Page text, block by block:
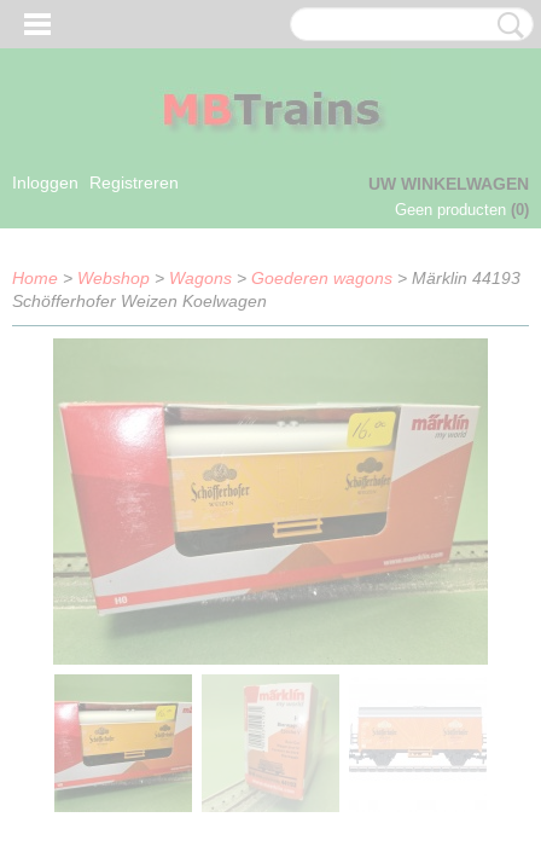
Inloggen Registreren UW WINKELWAGEN
Geen producten (0)
Home > Webshop > Wagons > Goederen wagons > Märklin 44193
Schöfferhofer Weizen Koelwagen